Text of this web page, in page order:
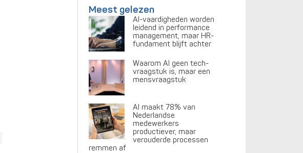
Meest gelezen
AI-vaardigheden worden
leidend in performance
management, maar HR-
fundament blijft achter
Waarom AI geen tech-
vraagstuk is, maar een
mensvraagstuk
AI maakt 78% van
Nederlandse
medewerkers
productiever, maar
verouderde processen
remmen af